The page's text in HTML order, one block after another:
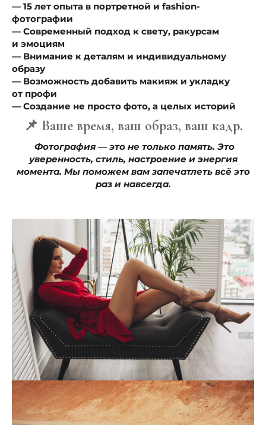
— 15 лет опыта в портретной и fashion-
фотографии
— Современный подход к свету, ракурсам
и эмоциям
— Внимание к деталям и индивидуальному
образу
— Возможность добавить макияж и укладку
от профи
— Создание не просто фото, а целых историй
📌 Ваше время, ваш образ, ваш кадр.
Фотография — это не только память. Это
уверенность, стиль, настроение и энергия
момента. Мы поможем вам запечатлеть всё это
раз и навсегда.